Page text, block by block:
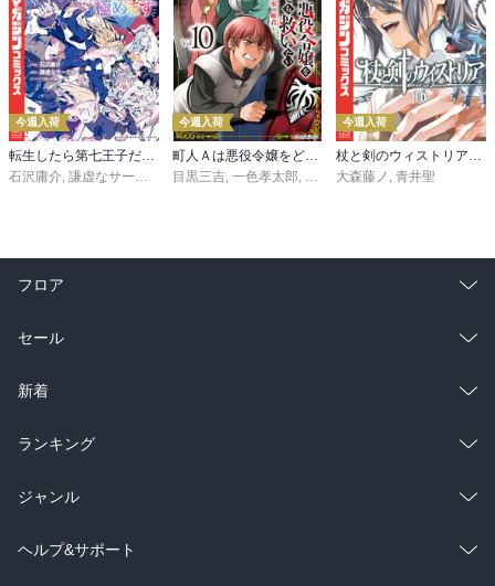
今週入荷
石沢庸介 謙虚なサークル メル。
今週入荷
目黒三吉 一色孝太郎 Parum
今週入荷
大森藤ノ 青井聖
フロア
総合
ラノベ
雑誌・グラビア
BL・TL
セール
総合
ラノベ
雑誌・グラビア
BL・TL
新着
総合
ラノベ
雑誌・グラビア
ランキング
総合
ラノベ
ジャンル
コミック
ヘルプ&サポート